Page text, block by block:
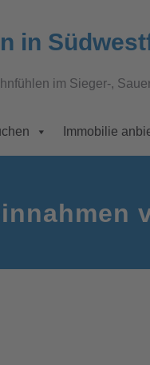
in
im Sieger-,
Immobilie